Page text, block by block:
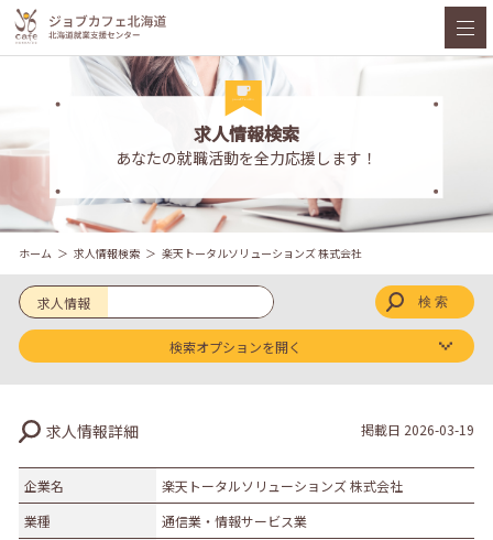
求人情報検索
あなたの就職活動を全力応援します！
ホーム 求人情報検索 楽天トータルソリューションズ 株式会社
求人情報
検索オプションを開く
業種
農林水産業
建設業
求人情報詳細 掲載日 2026-03-19
企業名
楽天トータルソリューションズ 株式会社
業種
通信業・情報サービス業